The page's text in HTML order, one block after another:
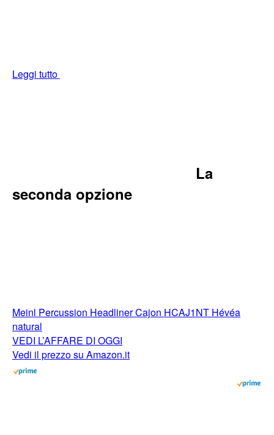
Leggi tutto
La
seconda opzione
Meinl Percussion Headliner Cajon HCAJ1NT Hévéa
natural
VEDI L’AFFARE DI OGGI
Vedi il prezzo su Amazon.it